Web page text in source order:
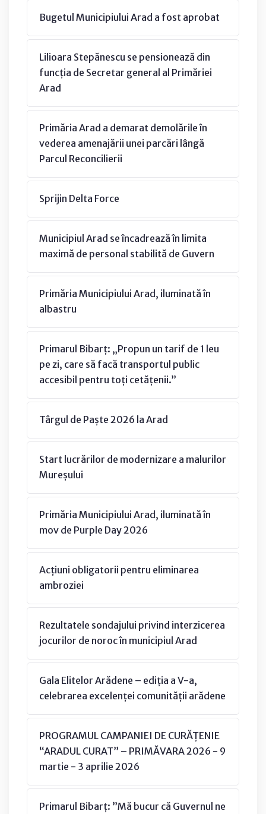
Bugetul Municipiului Arad a fost aprobat
Lilioara Stepănescu se pensionează din
funcția de Secretar general al Primăriei
Arad
Primăria Arad a demarat demolările în
vederea amenajării unei parcări lângă
Parcul Reconcilierii
Sprijin Delta Force
Municipiul Arad se încadrează în limita
maximă de personal stabilită de Guvern
Primăria Municipiului Arad, iluminată în
albastru
Primarul Bibarț: „Propun un tarif de 1 leu
pe zi, care să facă transportul public
accesibil pentru toți cetățenii.”
Târgul de Paște 2026 la Arad
Start lucrărilor de modernizare a malurilor
Mureșului
Primăria Municipiului Arad, iluminată în
mov de Purple Day 2026
Acțiuni obligatorii pentru eliminarea
ambroziei
Rezultatele sondajului privind interzicerea
jocurilor de noroc în municipiul Arad
Gala Elitelor Arădene – ediția a V-a,
celebrarea excelenței comunității arădene
PROGRAMUL CAMPANIEI DE CURĂȚENIE
“ARADUL CURAT” – PRIMĂVARA 2026 - 9
martie - 3 aprilie 2026
Primarul Bibarț: ”Mă bucur că Guvernul ne